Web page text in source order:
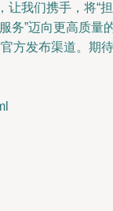
让我们携手，将“担
务”迈向更高质量
方发布渠道。期待